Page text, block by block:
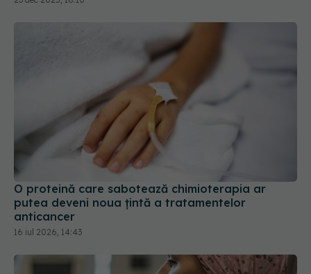
O proteină care sabotează chimioterapia ar
putea deveni noua țintă a tratamentelor
anticancer
16 iul 2026, 14:43